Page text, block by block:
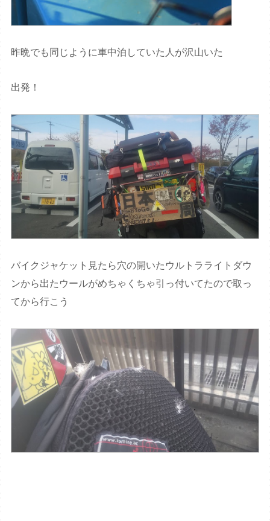
昨晩でも同じように車中泊していた人が沢山いた
出発！
バイクジャケット見たら穴の開いたウルトラライトダウ
ンから出たウールがめちゃくちゃ引っ付いてたので取っ
てから行こう